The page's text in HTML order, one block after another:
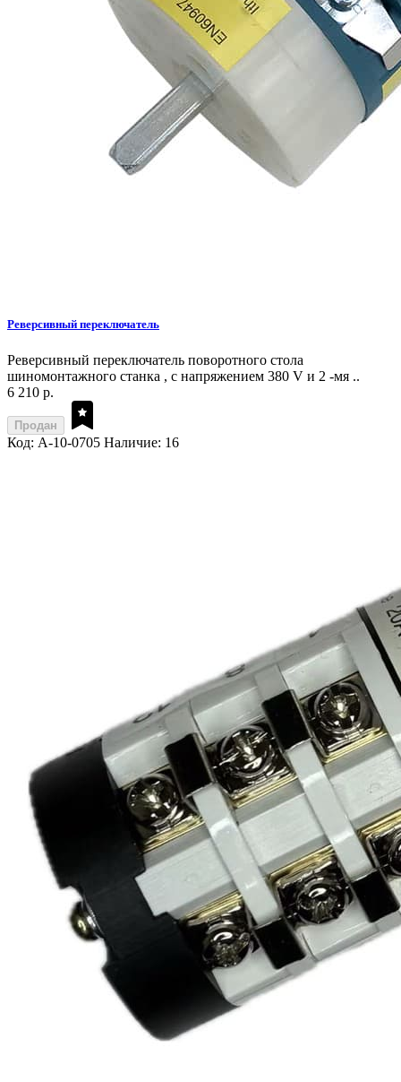
Реверсивный переключатель
Реверсивный переключатель поворотного стола
шиномонтажного станка , с напряжением 380 V и 2 -мя ..
6 210 р.
Продан
Код: A-10-0705 Наличие: 16